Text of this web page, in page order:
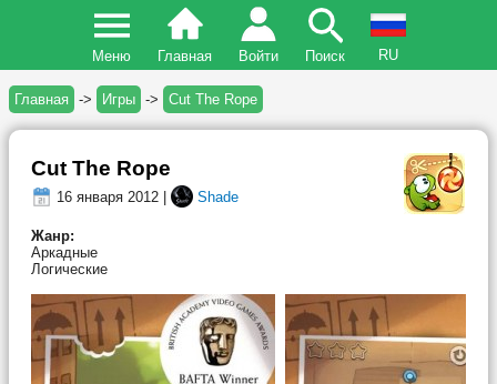
Меню Главная Войти Поиск RU
Главная -> Игры -> Cut The Rope
Cut The Rope
16 января 2012 | Shade
Жанр:
Аркадные
Логические